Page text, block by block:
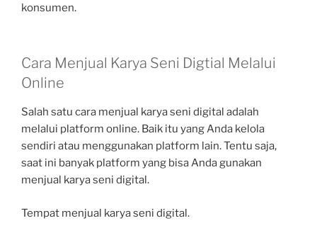
konsumen.
Cara Menjual Karya Seni Digtial Melalui
Online
Salah satu cara menjual karya seni digital adalah
melalui platform online. Baik itu yang Anda kelola
sendiri atau menggunakan platform lain. Tentu saja,
saat ini banyak platform yang bisa Anda gunakan
menjual karya seni digital.
Tempat menjual karya seni digital.